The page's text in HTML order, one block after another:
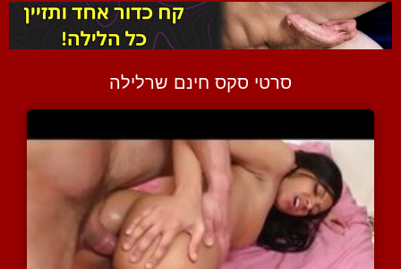
סרטי סקס חינם שרלילה